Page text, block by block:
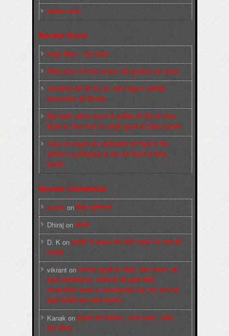
संघर्षरत जनता
Recent Posts
मज़दूर बिगुल – जून 2026
पश्चिम बंगाल में भाजपा सरकार और बुलडोज़र का आतंक!
अमानवीयता की हदें पार कर रही है क्यूबा में अमेरिकी
साम्राज्यवाद की घेराबन्दी
शिक्षा मंत्री धर्मेन्द्र प्रधान के इस्तीफ़े की माँग को लेकर
दिल्ली के जन्तर-मन्तर पर छात्रों-युवाओं का विरोध प्रदर्शन
‘नोएडा के मज़दूरों और कार्यकर्ताओं की रिहाई के लिए
अभियान’ (CaRWAN) के बैनर तले दिल्ली में विरोध
प्रदर्शन
Recent Comments
sneha on बिगुल पुस्तिकाएँ
Dhiraj on सम्पर्क
D. K on कश्मीर के हालात और मोदी सरकार के दावों की
सच्चाई
vikrant onकर्नाटक चुनावों के नतीजे, मोदी सरकार की
बढ़ती अलोकप्रियता, फ़ासिस्टों की बढ़ती बेचैनी,
साम्प्रदायिक उन्माद व अन्धराष्ट्रवादी लहर पैदा करने की
बढ़ती साज़िशें और हमारे कार्यभार
Kanak onपुस्‍तकों की पीडीएफ : कार्ल मार्क्‍स : जीवन
और शिक्षाएं